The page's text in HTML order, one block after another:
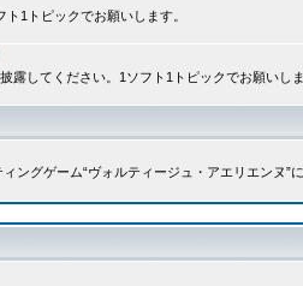
1トピックでお願いします。
露してください。1ソフト1トピックでお願いし
ングゲーム“ヴォルティージュ・アエリエンヌ”